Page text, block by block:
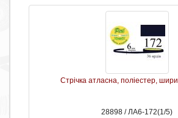
Стрічка атласна, поліестер,
28898 / ЛА6-172(1/5)